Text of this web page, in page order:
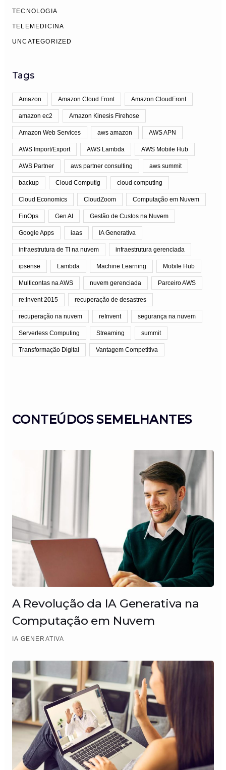
TECNOLOGIA
TELEMEDICINA
UNCATEGORIZED
Tags
Amazon Amazon Cloud Front Amazon CloudFront
amazon ec2 Amazon Kinesis Firehose
Amazon Web Services aws amazon AWS APN
AWS Import/Export AWS Lambda AWS Mobile Hub
AWS Partner aws partner consulting aws summit
backup Cloud Computig cloud computing
Cloud Economics CloudZoom Computação em Nuvem
FinOps Gen AI Gestão de Custos na Nuvem
Google Apps iaas IA Generativa
infraestrutura de TI na nuvem infraestrutura gerenciada
ipsense Lambda Machine Learning Mobile Hub
Multicontas na AWS nuvem gerenciada Parceiro AWS
re:Invent 2015 recuperação de desastres
recuperação na nuvem reInvent segurança na nuvem
Serverless Computing Streaming summit
Transformação Digital Vantagem Competitiva
CONTEÚDOS SEMELHANTES
A Revolução da IA Generativa na
Computação em Nuvem
IA GENERATIVA